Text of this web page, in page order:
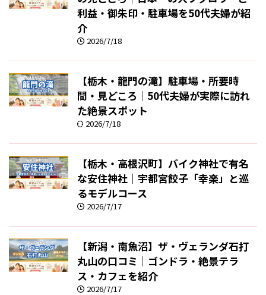
利益・御朱印・駐車場を50代夫婦が紹
介
2026/7/18
【栃木・龍門の滝】駐車場・所要時
間・見どころ｜50代夫婦が実際に訪れ
た絶景スポット
2026/7/18
【栃木・高根沢町】バイク神社で有名
な安住神社｜宇都宮餃子「幸楽」と巡
るモデルコース
2026/7/17
【新潟・南魚沼】ザ・ヴェランダ石打
丸山の口コミ｜ゴンドラ・絶景テラ
ス・カフェを紹介
2026/7/17